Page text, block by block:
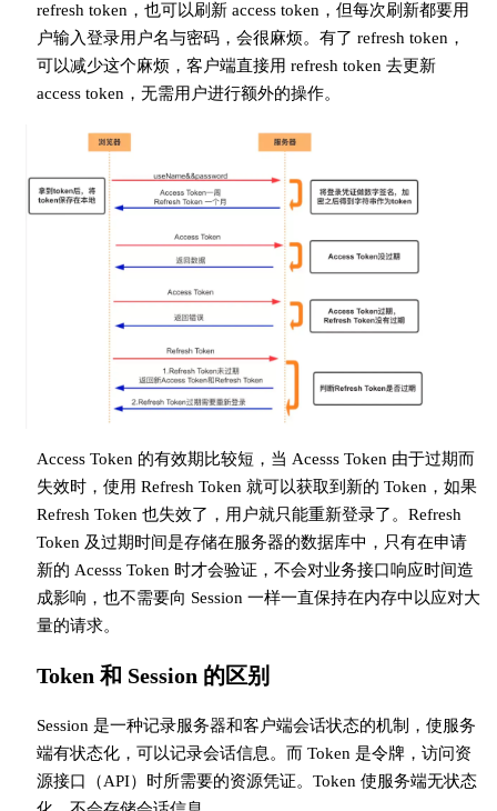
refresh token，也可以刷新 access token，但每次刷新都要用
户输入登录用户名与密码，会很麻烦。有了 refresh token，
可以减少这个麻烦，客户端直接用 refresh token 去更新
access token，无需用户进行额外的操作。
Access Token 的有效期比较短，当 Acesss Token 由于过期而
失效时，使用 Refresh Token 就可以获取到新的 Token，如果
Refresh Token 也失效了，用户就只能重新登录了。Refresh
Token 及过期时间是存储在服务器的数据库中，只有在申请
新的 Acesss Token 时才会验证，不会对业务接口响应时间造
成影响，也不需要向 Session 一样一直保持在内存中以应对大
量的请求。
Token 和 Session 的区别
Session 是一种记录服务器和客户端会话状态的机制，使服务
端有状态化，可以记录会话信息。而 Token 是令牌，访问资
源接口（API）时所需要的资源凭证。Token 使服务端无状态